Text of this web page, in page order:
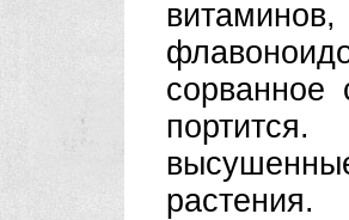
сорванное
растения.